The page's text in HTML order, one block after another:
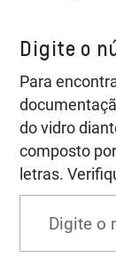
Digite o
Para
do vidro
composto
letras.